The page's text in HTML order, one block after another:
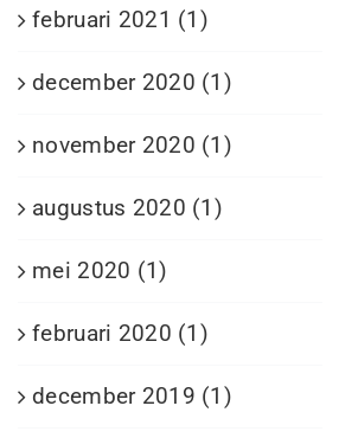
februari 2021 (1)
december 2020 (1)
november 2020 (1)
augustus 2020 (1)
mei 2020 (1)
februari 2020 (1)
december 2019 (1)